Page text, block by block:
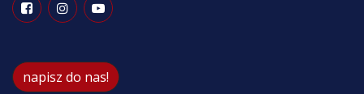
napisz do nas!